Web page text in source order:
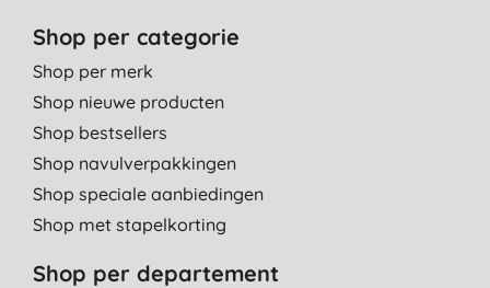
Shop per categorie
Shop per merk
Shop nieuwe producten
Shop bestsellers
Shop navulverpakkingen
Shop speciale aanbiedingen
Shop met stapelkorting
Shop per departement